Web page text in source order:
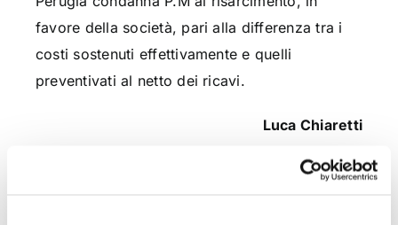
favore della società, pari alla differenza tra i
costi sostenuti effettivamente e quelli
preventivati al netto dei ricavi.
Luca Chiaretti